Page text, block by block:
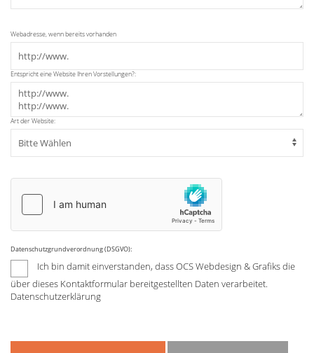
Webadresse, wenn bereits vorhanden
Entspricht eine Website Ihren Vorstellungen?:
Art der Website:
Datenschutzgrundverordnung (DSGVO):
Ich bin damit einverstanden, dass OCS Webdesign & Grafiks die
über dieses Kontaktformular bereitgestellten Daten verarbeitet.
Datenschutzerklärung